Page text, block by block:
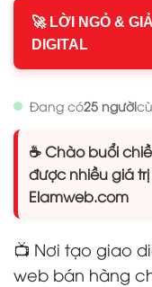
🚀 LỜI NGỎ &
DIGITAL
Đang có25 người
☕ Chào buổi
được nhiều giá
Elamweb.com
📺 Nơi tạo giao
web bán hàng